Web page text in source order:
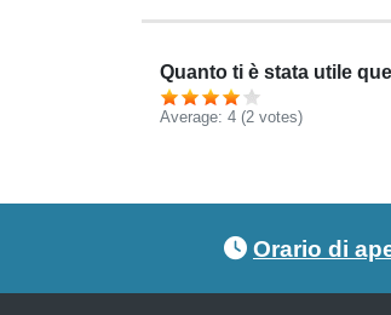
Quanto ti è stata utile
Average: 4 (2 votes)
Orario di